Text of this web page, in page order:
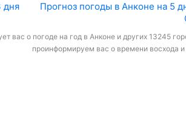
дня Прогноз погоды в Анконе на 5
вас о погоде на год в Анконе и других 13245
проинформируем вас о времени восхода